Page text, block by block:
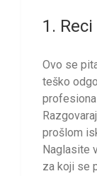
1.
Ovo se
teško
prošlom
Naglasite
za koji se